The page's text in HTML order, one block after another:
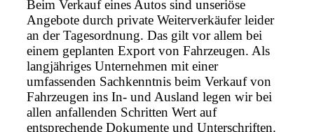
Beim Verkauf eines Autos sind unseriöse
Angebote durch private Weiterverkäufer leider
an der Tagesordnung. Das gilt vor allem bei
einem geplanten Export von Fahrzeugen. Als
langjähriges Unternehmen mit einer
umfassenden Sachkenntnis beim Verkauf von
Fahrzeugen ins In- und Ausland legen wir bei
allen anfallenden Schritten Wert auf
entsprechende Dokumente und Unterschriften.